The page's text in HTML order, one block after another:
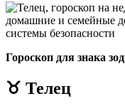
Гороскоп для знака
♉ Телец